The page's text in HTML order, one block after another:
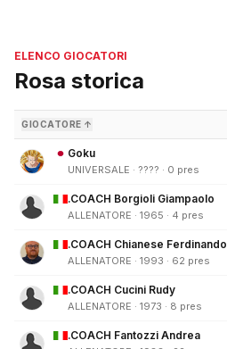
ELENCO GIOCATORI
Rosa storica
GIOCATORE ↑
Goku
UNIVERSALE · ???? · 0 pres
.COACH Borgioli Giampaolo
ALLENATORE · 1965 · 4 pres
.COACH Chianese Ferdinando
ALLENATORE · 1993 · 62 pres
.COACH Cucini Rudy
ALLENATORE · 1973 · 8 pres
.COACH Fantozzi Andrea